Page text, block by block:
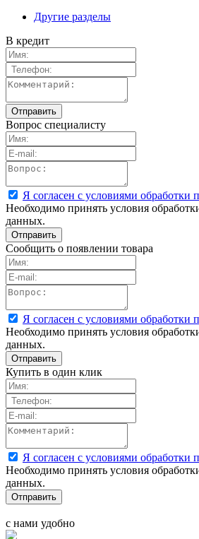
Другие разделы
В кредит
Вопрос специалисту
Я согласен с условиями обработки
Необходимо принять условия
данных.
Сообщить о появлении товара
Я согласен с условиями обработки
Необходимо принять условия
данных.
Купить в один клик
Я согласен с условиями обработки
Необходимо принять условия
данных.
с нами удобно